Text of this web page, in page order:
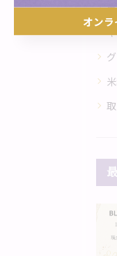
オン
オン